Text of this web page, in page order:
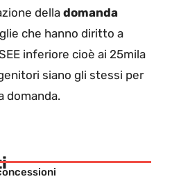
della domanda
che hanno diritto a
inferiore cioè ai 25mila
siano gli stessi per
domanda.